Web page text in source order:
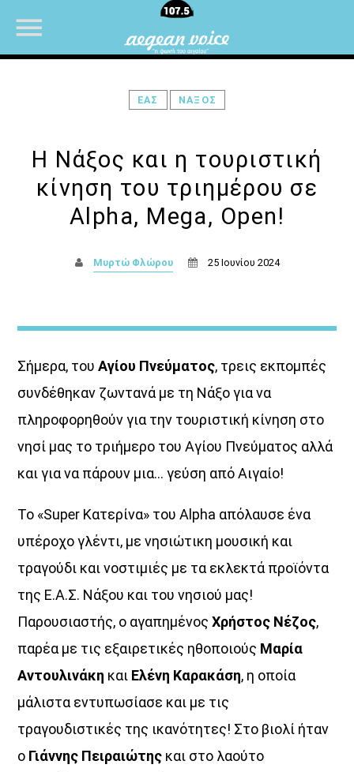
Όταν τα μικρόφωνα ξεκουράζονται…
η μουσική παίρνει τον λόγο.
ΕΑΣ ΝΑΞΟΣ
Η Νάξος και η τουριστική
κίνηση του τριημέρου σε
Alpha, Mega, Open!
Μυρτώ Φλώρου 25 Ιουνίου 2024
Σήμερα, τουΑγίου Πνεύματος, τρεις εκπομπές
συνδέθηκαν ζωντανά με τη Νάξο για να
πληροφορηθούν για την τουριστική κίνηση στο
νησί μας το τριήμερο του Αγίου Πνεύματος αλλά
και για να πάρουν μια… γεύση από Αιγαίο!
Το «Super Κατερίνα» του Alpha απόλαυσε ένα
υπέροχο γλέντι, με νησιώτικη μουσική και
τραγούδι και νοστιμιές με τα εκλεκτά προϊόντα
της Ε.Α.Σ. Νάξου και του νησιού μας!
Παρουσιαστής, ο αγαπημένοςΧρήστος Νέζος,
παρέα με τις εξαιρετικές ηθοποιούς Μαρία
Αντουλινάκη και Ελένη Καρακάση, η οποία
μάλιστα εντυπωσίασε και με τις
τραγουδιστικές της ικανότητες! Στο βιολί ήταν
ο Γιάννης Πειραιώτης και στο λαούτο